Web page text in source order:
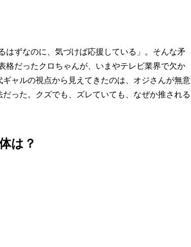
はずなのに、気づけば応援している」。そんな矛
格だったクロちゃんが、いまやテレビ業界で欠か
ャルの視点から見えてきたのは、オジさんが無意
った。クズでも、ズレていても、なぜか推される
は？